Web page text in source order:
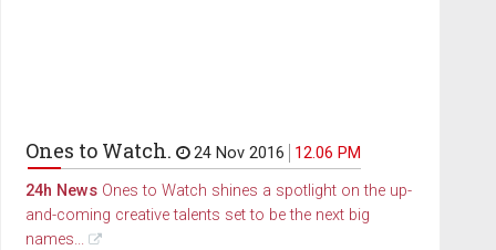
Ones to Watch. 24 Nov 2016
12.06 PM
24h NewsOnes to Watch shines a spotlight on the up-
and-coming creative talents set to be the next big
names...